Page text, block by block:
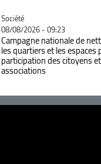
Catégorie
Société
08/08/2026 - 09:23
Campagne nationale de
les quartiers et les espaces
participation des citoyens
associations